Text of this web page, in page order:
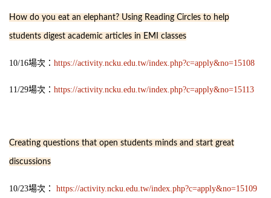
How do you eat an elephant? Using Reading Circles to help
students digest academic articles in EMI classes
10/16場次： https://activity.ncku.edu.tw/index.php?c=apply&no=15108
11/29場次： https://activity.ncku.edu.tw/index.php?c=apply&no=15113
Creating questions that open students minds and start great
discussions
10/23場次： https://activity.ncku.edu.tw/index.php?c=apply&no=15109